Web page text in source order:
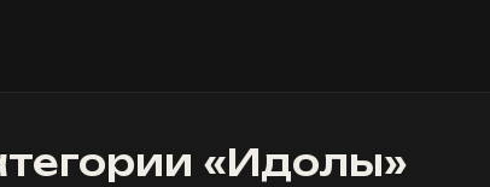
«Идолы»